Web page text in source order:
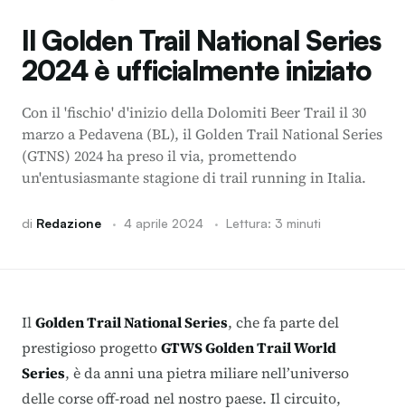
Il Golden Trail National Series
2024 è ufficialmente iniziato
Con il 'fischio' d'inizio della Dolomiti Beer Trail il 30
marzo a Pedavena (BL), il Golden Trail National Series
(GTNS) 2024 ha preso il via, promettendo
un'entusiasmante stagione di trail running in Italia.
di Redazione · 4 aprile 2024 · Lettura: 3 minuti
IlGolden Trail National Series, che fa parte del
prestigioso progettoGTWS Golden Trail World
Series, è da anni una pietra miliare nell’universo
delle corse off-road nel nostro paese. Il circuito,